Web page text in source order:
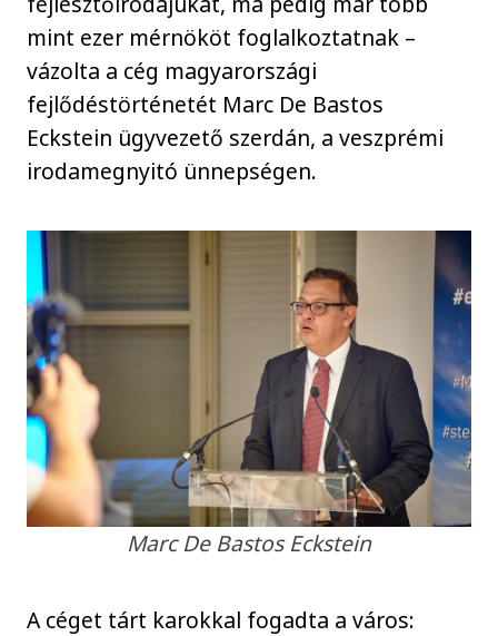
mint ezer mérnököt foglalkoztatnak –
vázolta a cég magyarországi
fejlődéstörténetét Marc De Bastos
Eckstein ügyvezető szerdán, a veszprémi
irodamegnyitó ünnepségen.
Marc De Bastos Eckstein
A céget tárt karokkal fogadta a város: